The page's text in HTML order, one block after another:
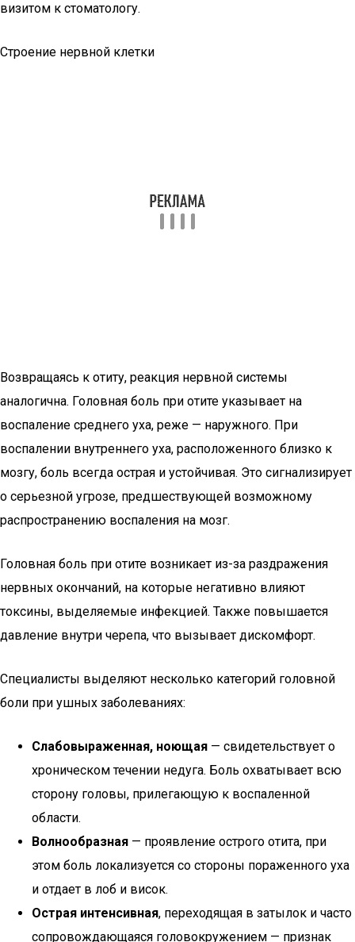
визитом к стоматологу.
Строение нервной клетки
Возвращаясь к отиту, реакция нервной системы
аналогична. Головная боль при отите указывает на
воспаление среднего уха, реже — наружного. При
воспалении внутреннего уха, расположенного близко к
мозгу, боль всегда острая и устойчивая. Это сигнализирует
о серьезной угрозе, предшествующей возможному
распространению воспаления на мозг.
Головная боль при отите возникает из-за раздражения
нервных окончаний, на которые негативно влияют
токсины, выделяемые инфекцией. Также повышается
давление внутри черепа, что вызывает дискомфорт.
Специалисты выделяют несколько категорий головной
боли при ушных заболеваниях:
Слабовыраженная, ноющая — свидетельствует о
хроническом течении недуга. Боль охватывает всю
сторону головы, прилегающую к воспаленной
области.
Волнообразная — проявление острого отита, при
этом боль локализуется со стороны пораженного уха
и отдает в лоб и висок.
Острая интенсивная, переходящая в затылок и часто
сопровождающаяся головокружением — признак